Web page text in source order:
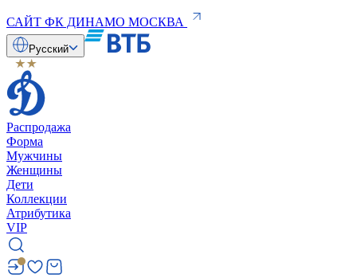
САЙТ ФК ДИНАМО МОСКВА
Русский
Распродажа
Форма
Мужчины
Женщины
Дети
Коллекции
Атрибутика
VIP